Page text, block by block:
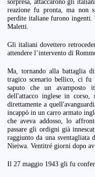
sorpresa, attaccarono gli
reazione fu pronta, ma non
perdite italiane furono ingenti.
Maletti.
Gli italiani dovettero
attendere l’intervento di
Ma, tornando alla battaglia
tragico scenario bellico, ci fu
saputo che un avamposto
dell'attacco inglese in corso,
direttamente a
incappò in un carro armato
che aveva addosso, lo
passare gli ordigni già
raggiunto da una
Nieiwa. Ventitré giorni dopo
Il 27 maggio 1943 gli fu